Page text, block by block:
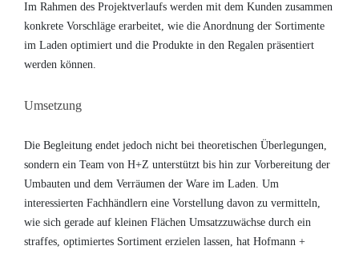
Im Rahmen des Projektverlaufs werden mit dem Kunden zusammen
konkrete Vorschläge erarbeitet, wie die Anordnung der Sortimente
im Laden optimiert und die Produkte in den Regalen präsentiert
werden können.
Umsetzung
Die Begleitung endet jedoch nicht bei theoretischen Überlegungen,
sondern ein Team von H+Z unterstützt bis hin zur Vorbereitung der
Umbauten und dem Verräumen der Ware im Laden. Um
interessierten Fachhändlern eine Vorstellung davon zu vermitteln,
wie sich gerade auf kleinen Flächen Umsatzzuwächse durch ein
straffes, optimiertes Sortiment erzielen lassen, hat Hofmann +